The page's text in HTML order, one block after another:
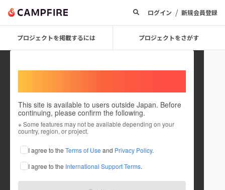
ログイン / 新規会員登録
プロジェクトを掲載するには プロジェクトをさがす
This site is available to users outside Japan. Before
continuing, please confirm the following.
※ Some features may not be available depending on your
country, region, or project.
I agree to the Terms of Use and Privacy Policy.
I agree to the International Support Terms.
arigatoucompanycom
これまでに4回支援して1件のプロジェクトを投稿しています
在住国：日本 現在地：未設定
出身国：日本 出身地：未設定